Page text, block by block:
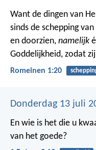
Want de dingen van
sinds de schepping
en doorzien, namelijk
Goddelijkheid, zodat
Romeinen 1:20
Donderdag 13 juli
En wie is het die u
van het goede?